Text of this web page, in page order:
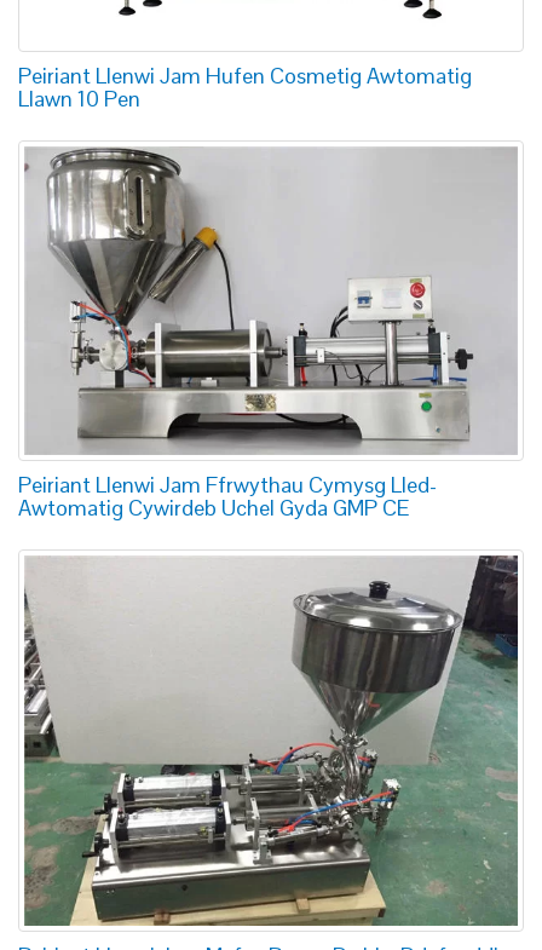
Peiriant Llenwi Jam Hufen Cosmetig Awtomatig
Llawn 10 Pen
Peiriant Llenwi Jam Ffrwythau Cymysg Lled-
Awtomatig Cywirdeb Uchel Gyda GMP CE